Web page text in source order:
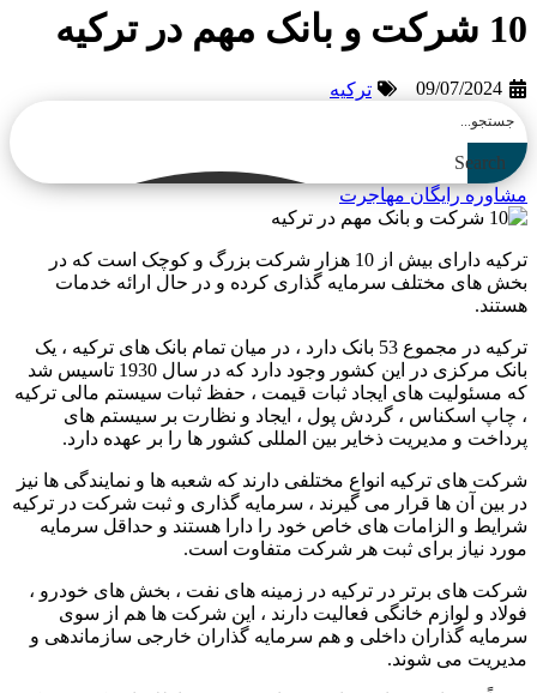
10 شرکت و بانک مهم در ترکیه
09/07/2024 ترکیه
Search
مشاوره رایگان مهاجرت
ترکیه دارای بیش از 10 هزار شرکت بزرگ و کوچک است که در
بخش های مختلف سرمایه گذاری کرده و در حال ارائه خدمات
هستند.
ترکیه در مجموع 53 بانک دارد ، در میان تمام بانک های ترکیه ، یک
بانک مرکزی در این کشور وجود دارد که در سال 1930 تاسیس شد
که مسئولیت های ایجاد ثبات قیمت ، حفظ ثبات سیستم مالی ترکیه
، چاپ اسکناس ، گردش پول ، ایجاد و نظارت بر سیستم های
پرداخت و مدیریت ذخایر بین المللی کشور ها را بر عهده دارد.
شرکت های ترکیه انواع مختلفی دارند که شعبه ها و نمایندگی ها نیز
در بین آن ها قرار می گیرند ، سرمایه گذاری و ثبت شرکت در ترکیه
شرایط و الزامات های خاص خود را دارا هستند و حداقل سرمایه
مورد نیاز برای ثبت هر شرکت متفاوت است.
شرکت های برتر در ترکیه در زمینه های نفت ، بخش های خودرو ،
فولاد و لوازم خانگی فعالیت دارند ، این شرکت ها هم از سوی
سرمایه گذاران داخلی و هم سرمایه گذاران خارجی سازماندهی و
مدیریت می شوند.